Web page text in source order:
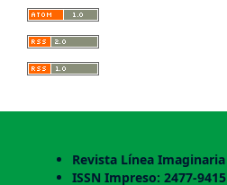
Revista Línea Imaginaria
ISSN Impreso: 2477-9415